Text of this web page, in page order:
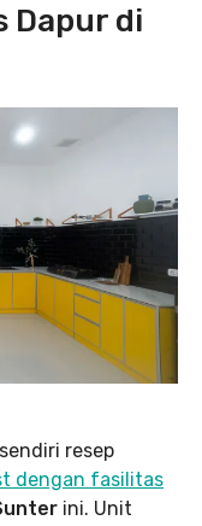
Dapur di
resep
dengan fasilitas
ini. Unit